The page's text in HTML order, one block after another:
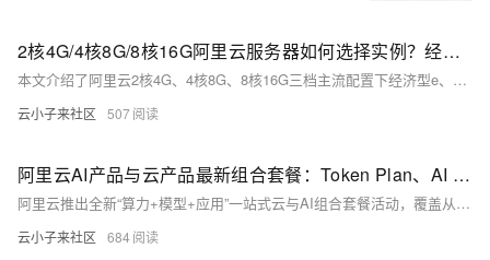
2核4G/4核8G/8核16G阿里云服务器如何选择实例？经济型e、通用算力型u2i与计算型c9i选哪个？
本文介绍了阿里云2核4G、4核8G、8核16G三档主流配置下经济型e、通用算力型u2i和计算型c9i三种实例的最新活动价格与适用场景。同配置下三者价差显著，以2核4G为例，经济型e低至599.93元/年，计算型c9i则高达1742.08元/年。文章详细解析了各实例的性能定位：经济型e适合轻负载入门场景，u2i兼顾稳定算力与性价比，c9i凭借第9代至强处理器与芯片级安全能力支撑高性能业务。同时提示用户可叠加满减优惠券享受折上折，建议根据业务负载与预算综合决策。
云小子来社区 507
阿里云AI产品与云产品最新组合套餐：Token Plan、AI coding及云服务器和建站等组合优惠价
阿里云推出全新“算力+模型+应用”一站式云与AI组合套餐活动，覆盖从个人开发者到中大型企业的全场景需求。核心亮点为分三档定价的Token Plan订阅服务，支持Qwen3.8-Max-Preview大模型调用，错峰时段最低可享0.2折优惠。活动同步推出AI Coding、智能体部署、云电脑托管、0代码建站等十余类场景化组合，搭配99元/年的普惠云服务器、88元/年的入门数据库等经典特惠产品，还为企业提供1V1定制化AI转型方案，大幅降低了不同用户群体拥抱AI的技术门槛与采购成本。
云小子来社区 684